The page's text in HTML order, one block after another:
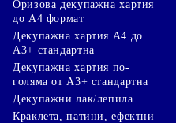
Оризова декупажна хартия
до А4 формат
Декупажна хартия А4 до
А3+ стандартна
Декупажна хартия по-
голяма от А3+ стандартна
Декупажни лак/лепила
Краклета, патини, ефектни